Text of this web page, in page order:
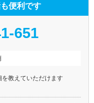
便利です
651
を教えていただけます